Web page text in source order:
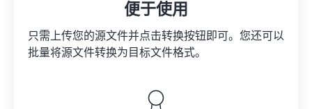
便于使用
只需上传您的源文件并点击转换按钮即可。您还可以
批量将源文件转换为目标文件格式。